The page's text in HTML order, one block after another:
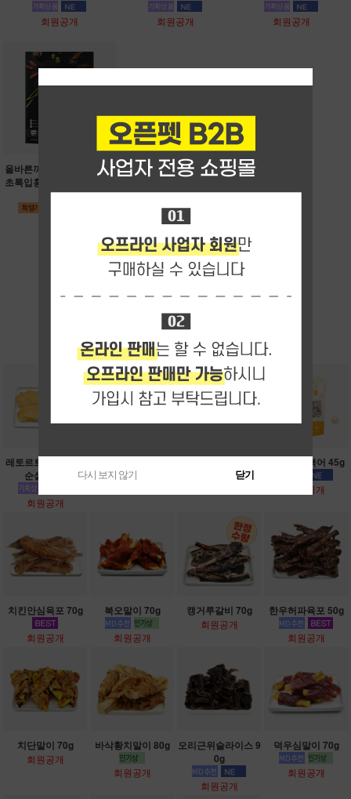
회원공개 회원공개 회원공개
올바른끼니 플러스-소고기
초록입홍합(관절건강)1.2k
g
더보기 ▼
프리미엄 간식
레토르트 멸균 치킨
순살포 2p
회원공개
한입트릿 북어 45g
회원공개
치킨안심육포 70g
회원공개
북오말이 70g
회원공개
캥거루갈비 70g
회원공개
한우허파육포 50g
회원공개
치단말이 70g
회원공개
바삭황치말이 80g
회원공개
오리근위슬라이스 9
0g
회원공개
덕우심말이 70g
회원공개
다시 보지 않기 닫기